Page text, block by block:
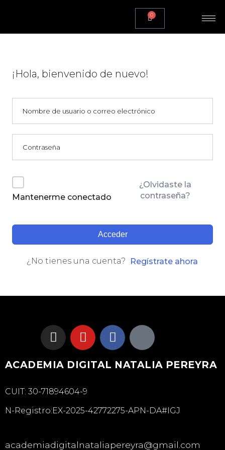
0
¡Hola, bienvenido de nuevo!
Mantenerme conectado
¿Olvidaste la
contraseña?
Acceder
¿No tienes una cuenta? Regístrate ahora
ACADEMIA DIGITAL NATALIA PEREYRA
CUIT: 30-71894604-9
N-Registro:EX-2025-42772275-APN-DA#IGJ
academiadigitalnataliapereyra@gmail.com